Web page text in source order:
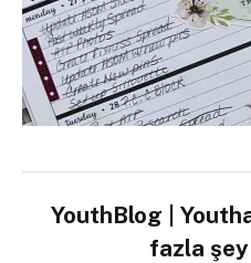
YouthBlog |
fazla